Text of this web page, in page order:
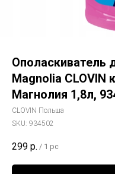
Ополаскиватель
Magnolia CLOVIN
Магнолия 1,8л,
CLOVIN Польша
SKU: 934502
299 р. / 1 pc